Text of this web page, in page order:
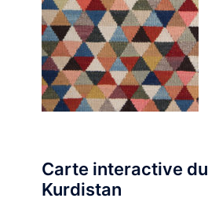
Carte interactive du
Kurdistan